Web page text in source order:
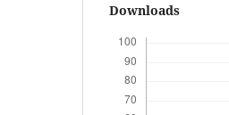
Downloads